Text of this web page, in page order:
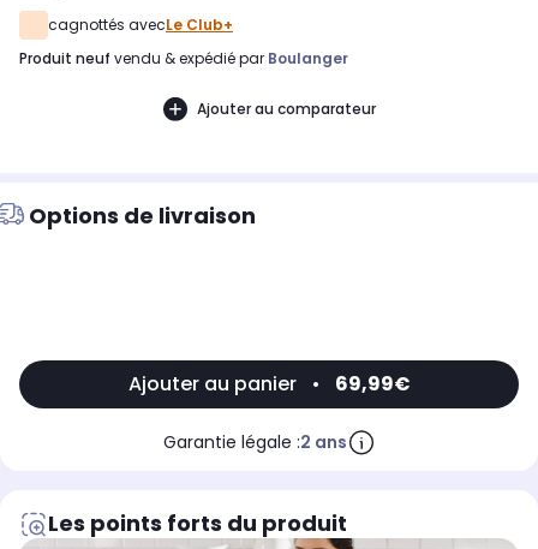
cagnottés avecLe Club+
produit neuf vendu & expédié par Boulanger
Ajouter au comparateur
Options de livraison
Ajouter au panier • 69,99€
Garantie légale :2 ans
Les points forts du produit